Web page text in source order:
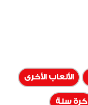
الألعاب الأخرى
كرة سلة